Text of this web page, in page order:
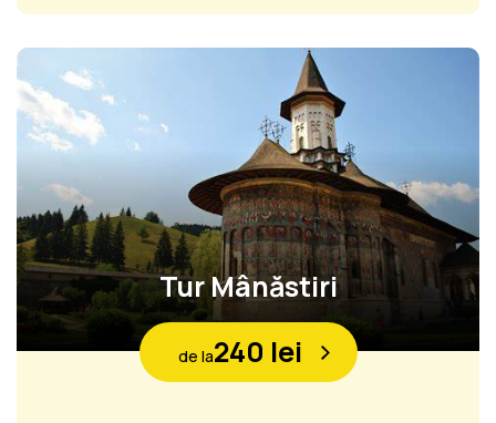
Tur Mânăstiri
de la240 lei